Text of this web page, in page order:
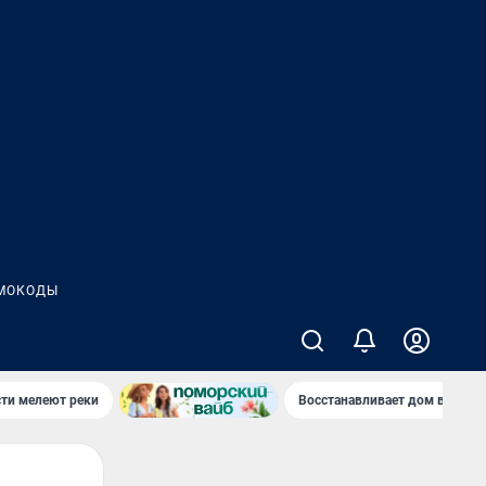
мелеют реки Восстанавливает дом в